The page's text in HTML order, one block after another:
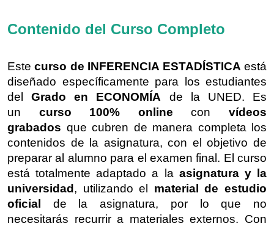
Contenido del Curso Completo
Estecurso de INFERENCIA ESTADÍSTICA está
diseñado específicamente para los estudiantes
delGrado en ECONOMÍA de la UNED. Es
un curso 100% online convídeos
grabados que cubren de manera completa los
contenidos de la asignatura, con el objetivo de
preparar al alumno para el examen final. El curso
está totalmente adaptado a la asignatura y la
universidad, utilizando el material de estudio
oficial de la asignatura, por lo que no
necesitarás recurrir a materiales externos. Con